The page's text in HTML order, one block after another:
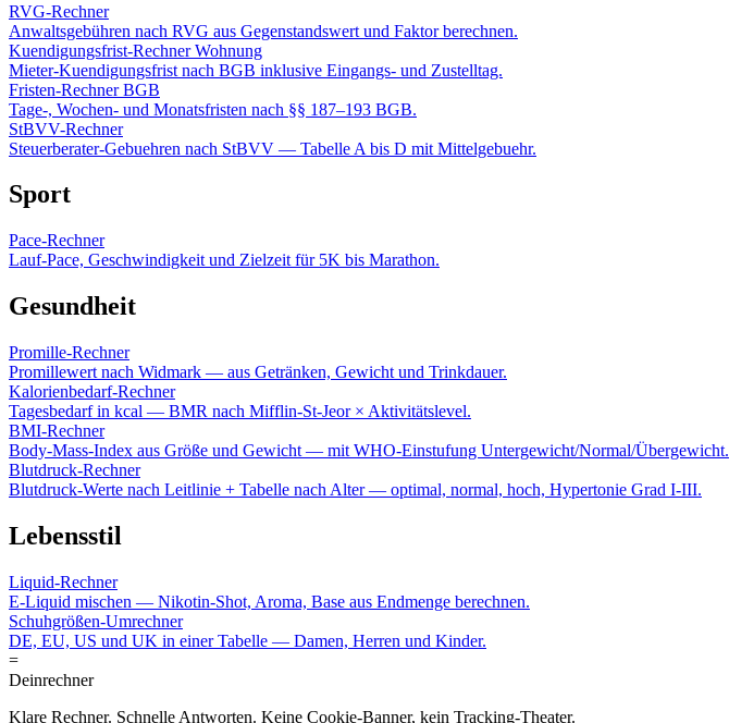
RVG-Rechner
Anwaltsgebühren nach RVG aus Gegenstandswert und Faktor berechnen.
Kuendigungsfrist-Rechner Wohnung
Mieter-Kuendigungsfrist nach BGB inklusive Eingangs- und Zustelltag.
Fristen-Rechner BGB
Tage-, Wochen- und Monatsfristen nach §§ 187–193 BGB.
StBVV-Rechner
Steuerberater-Gebuehren nach StBVV — Tabelle A bis D mit Mittelgebuehr.
Sport
Pace-Rechner
Lauf-Pace, Geschwindigkeit und Zielzeit für 5K bis Marathon.
Gesundheit
Promille-Rechner
Promillewert nach Widmark — aus Getränken, Gewicht und Trinkdauer.
Kalorienbedarf-Rechner
Tagesbedarf in kcal — BMR nach Mifflin-St-Jeor × Aktivitätslevel.
BMI-Rechner
Body-Mass-Index aus Größe und Gewicht — mit WHO-Einstufung Untergewicht/Normal/Übergewicht.
Blutdruck-Rechner
Blutdruck-Werte nach Leitlinie + Tabelle nach Alter — optimal, normal, hoch, Hypertonie Grad I-III.
Lebensstil
Liquid-Rechner
E-Liquid mischen — Nikotin-Shot, Aroma, Base aus Endmenge berechnen.
Schuhgrößen-Umrechner
DE, EU, US und UK in einer Tabelle — Damen, Herren und Kinder.
=
Deinrechner
Klare Rechner. Schnelle Antworten. Keine Cookie-Banner, kein Tracking-Theater.